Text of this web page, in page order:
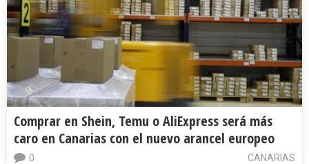
Comprar en Shein, Temu o AliExpress será más
caro en Canarias con el nuevo arancel europeo
CANARIAS
0